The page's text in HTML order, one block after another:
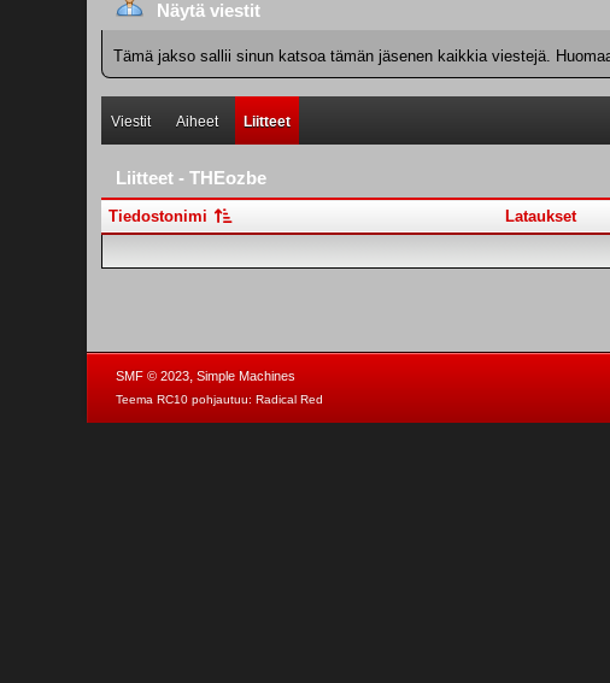
Näytä viestit
Tämä jakso sallii sinun katsoa tämän jäsenen kaikkia viestejä.
Viestit Aiheet Liitteet
Liitteet - THEozbe
Tiedostonimi Lataukset
SMF © 2023, Simple Machines
Teema RC10 pohjautuu: Radical Red